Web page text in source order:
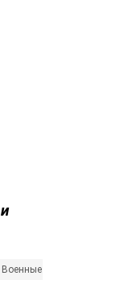
и
Военные преступления России